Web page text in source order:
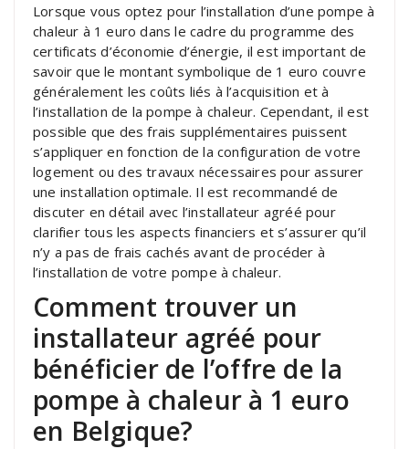
Lorsque vous optez pour l’installation d’une pompe à
chaleur à 1 euro dans le cadre du programme des
certificats d’économie d’énergie, il est important de
savoir que le montant symbolique de 1 euro couvre
généralement les coûts liés à l’acquisition et à
l’installation de la pompe à chaleur. Cependant, il est
possible que des frais supplémentaires puissent
s’appliquer en fonction de la configuration de votre
logement ou des travaux nécessaires pour assurer
une installation optimale. Il est recommandé de
discuter en détail avec l’installateur agréé pour
clarifier tous les aspects financiers et s’assurer qu’il
n’y a pas de frais cachés avant de procéder à
l’installation de votre pompe à chaleur.
Comment trouver un
installateur agréé pour
bénéficier de l’offre de la
pompe à chaleur à 1 euro
en Belgique?